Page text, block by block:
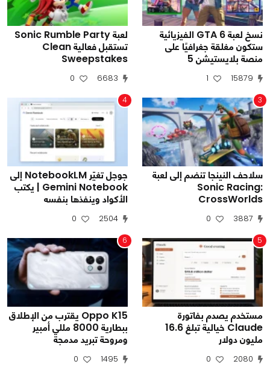
نسخ لعبة GTA 6 الفيزيائية
ستكون مغلقة جغرافيًا على
منصة بلايستيشن 5
15879
1
لعبة Sonic Rumble Party
تستقبل فعالية Clean
Sweepstakes
6683
0
3
سلاحف النينجا تنضم إلى لعبة
Sonic Racing:
CrossWorlds
3887
0
4
جوجل تغيّر NotebookLM إلى
Gemini Notebook | يكتب
الأكواد وينفذها بنفسه
2504
0
5
مستخدم يصدم بفاتورة
Claude خيالية تبلغ 16.6
مليون دولار
2080
0
6
Oppo K15 يقترب من الإطلاق
ببطارية 8000 مللي أمبير
ومروحة تبريد مدمجة
1495
0